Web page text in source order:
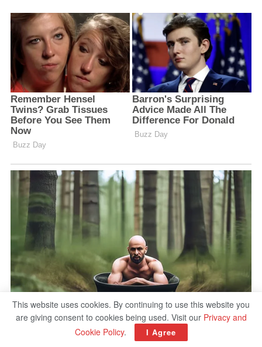
This website uses cookies. By continuing to use this website you
are giving consent to cookies being used. Visit our Privacy and
Cookie Policy. I Agree